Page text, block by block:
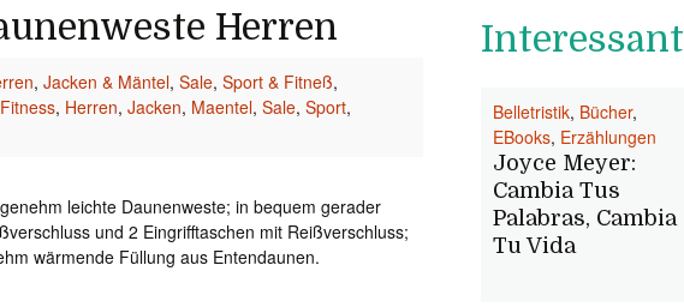
Herren
, Jacken & Mäntel, Sale, Sport & Fitneß,
Fitness, Herren, Jacken, Maentel, Sale, Sport,
leichte Daunenweste; in bequem gerader
und 2 Eingrifftaschen mit Reißverschluss;
wärmende Füllung aus Entendaunen.
Interessant
Belletristik, Bücher,
EBooks, Erzählungen
Joyce Meyer:
Cambia Tus
Palabras, Cambia
Tu Vida